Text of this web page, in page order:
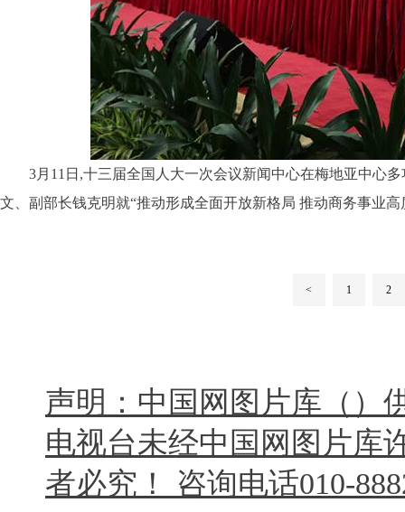
3月11日,十三届全国人大一次会议新闻中心在梅地亚中心
文、副部长钱克明就“推动形成全面开放新格局 推动商务事业
< 1 2
声明：中国网图片库（）
电视台未经中国网图片库
者必究！ 咨询电话010-